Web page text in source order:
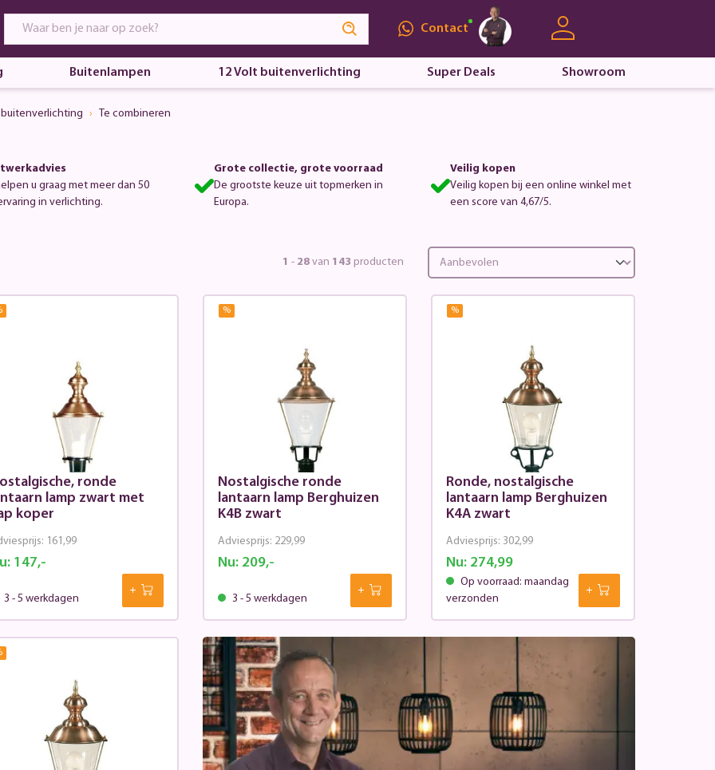
Contact
Buitenlampen 12 Volt buitenverlichting Super Deals Showroom
Te combineren
u graag met meer dan 50
in verlichting.
Grote collectie, grote voorraad
De grootste keuze uit topmerken in
Europa.
Veilig kopen
Veilig kopen bij een online winkel met
een score van 4,67/5.
1 - 28 van 143 producten
ronde
lamp zwart met
koper
147,-
161,99
3 - 5 werkdagen
%
Nostalgische ronde
lantaarn lamp Berghuizen
K4B zwart
Nu:209,-
Adviesprijs: 229,99
3 - 5 werkdagen
%
Ronde, nostalgische
lantaarn lamp Berghuizen
K4A zwart
Nu:274,99
Adviesprijs: 302,99
Op voorraad: maandag
verzonden